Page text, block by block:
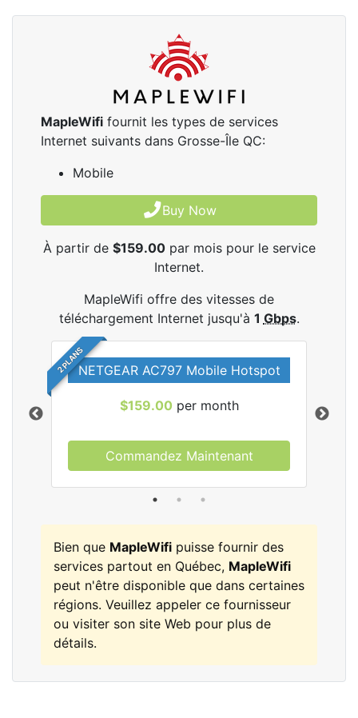
MapleWifi fournit les types de services
Internet suivants dans Grosse-Île QC:
Mobile
Buy Now
À partir de $159.00par mois pour le service
Internet.
MapleWifi offre des vitesses de
téléchargement Internet jusqu'à 1 Gbps.
2 PLANSNETGEAR AC797 Mobile Hotspot
$159.00 per month
Commandez Maintenant
Bien que MapleWifi puisse fournir des
services partout en Québec, MapleWifi
peut n'être disponible que dans certaines
régions. Veuillez appeler ce fournisseur
ou visiter son site Web pour plus de
détails.